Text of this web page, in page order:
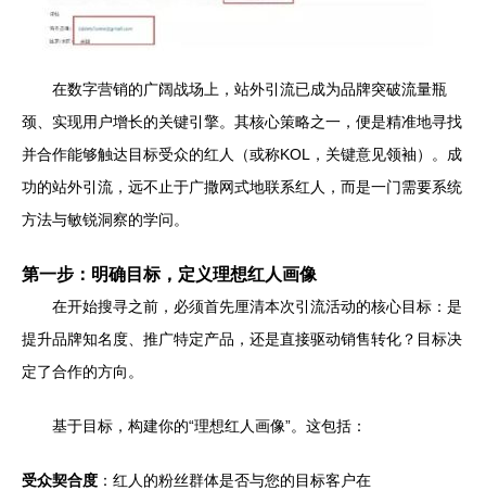
在数字营销的广阔战场上，站外引流已成为品牌突破流量瓶
颈、实现用户增长的关键引擎。其核心策略之一，便是精准地寻找
并合作能够触达目标受众的红人（或称KOL，关键意见领袖）。成
功的站外引流，远不止于广撒网式地联系红人，而是一门需要系统
方法与敏锐洞察的学问。
第一步：明确目标，定义理想红人画像
在开始搜寻之前，必须首先厘清本次引流活动的核心目标：是
提升品牌知名度、推广特定产品，还是直接驱动销售转化？目标决
定了合作的方向。
基于目标，构建你的“理想红人画像”。这包括：
受众契合度 ：红人的粉丝群体是否与您的目标客户在